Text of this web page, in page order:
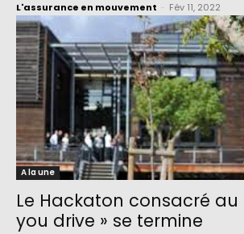
L'assurance en mouvement Fév 11, 2022
A la une
Le Hackaton consacré au
you drive » se termine